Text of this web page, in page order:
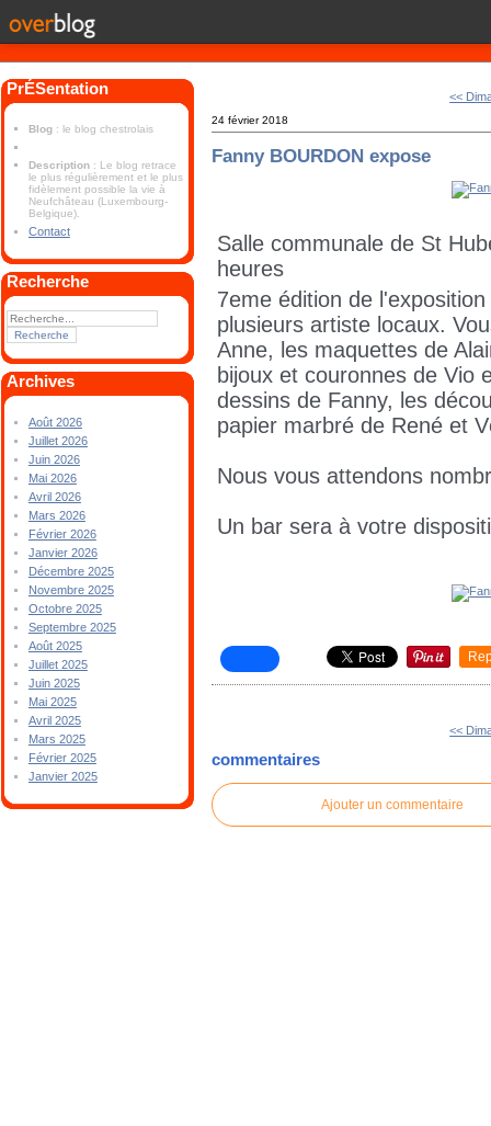
PrÉSentation
Blog : le blog chestrolais
Description : Le blog retrace
le plus régulièrement et le plus
fidèlement possible la vie à
Neufchâteau (Luxembourg-
Belgique).
Contact
Recherche
Archives
Août 2026
Juillet 2026
Juin 2026
Mai 2026
Avril 2026
Mars 2026
Février 2026
Janvier 2026
Décembre 2025
Novembre 2025
Octobre 2025
Septembre 2025
Août 2025
Juillet 2025
Juin 2025
Mai 2025
Avril 2025
Mars 2025
Février 2025
Janvier 2025
<<
24 février 2018
Fanny BOURDON expose
Salle communale de St
heures
7eme édition de
plusieurs artiste locaux.
Anne, les maquettes de
bijoux et couronnes de Vio
dessins de Fanny, les
papier marbré de René et
Nous vous attendons
Un bar sera à votre
<<
commentaires
Ajouter un commentaire